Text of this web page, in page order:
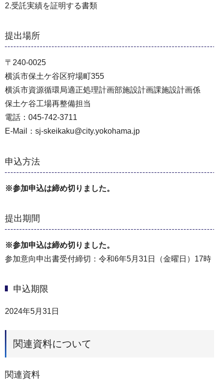
2.受託実績を証明する書類
提出場所
〒240-0025
横浜市保土ケ谷区狩場町355
横浜市資源循環局適正処理計画部施設計画課施設計画係
保土ケ谷工場再整備担当
電話：045-742-3711
E-Mail：sj-skeikaku@city.yokohama.jp
申込方法
※参加申込は締め切りました。
提出期間
※参加申込は締め切りました。
参加意向申出書受付締切：令和6年5月31日（金曜日）17時
申込期限
2024年5月31日
関連資料について
関連資料